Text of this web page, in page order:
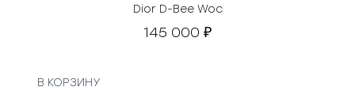
Dior D-Bee Woc
145 000 ₽
В КОРЗИНУ